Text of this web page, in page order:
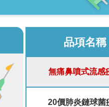
品項名稱
無痛鼻噴式流感
20價肺炎鏈球菌